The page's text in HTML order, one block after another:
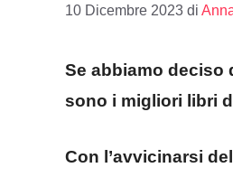
10 Dicembre 2023 di
Se abbiamo deciso
sono i migliori libri
Con l’avvicinarsi